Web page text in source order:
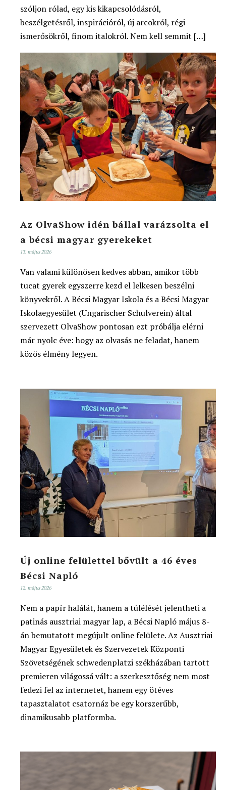
szóljon rólad, egy kis kikapcsolódásról,
beszélgetésről, inspirációról, új arcokról, régi
ismerősökről, finom italokról. Nem kell semmit […]
Az OlvaShow idén bállal varázsolta el
a bécsi magyar gyerekeket
13. május 2026
Van valami különösen kedves abban, amikor több
tucat gyerek egyszerre kezd el lelkesen beszélni
könyvekről. A Bécsi Magyar Iskola és a Bécsi Magyar
Iskolaegyesület (Ungarischer Schulverein) által
szervezett OlvaShow pontosan ezt próbálja elérni
már nyolc éve: hogy az olvasás ne feladat, hanem
közös élmény legyen.
Új online felülettel bővült a 46 éves
Bécsi Napló
12. május 2026
Nem a papír halálát, hanem a túlélését jelentheti a
patinás ausztriai magyar lap, a Bécsi Napló május 8-
án bemutatott megújult online felülete. Az Ausztriai
Magyar Egyesületek és Szervezetek Központi
Szövetségének schwedenplatzi székházában tartott
premieren világossá vált: a szerkesztőség nem most
fedezi fel az internetet, hanem egy ötéves
tapasztalatot csatornáz be egy korszerűbb,
dinamikusabb platformba.